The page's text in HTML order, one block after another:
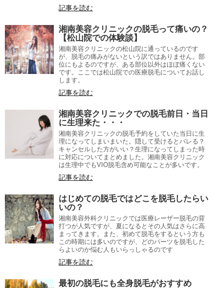
記事を読む
湘南美容クリニックの脱毛って痛いの？
【松山院での体験談】
湘南美容クリニックの松山院に通っているのです
が、脱毛の痛みがないという訳ではありません。部
位にもよるのですが、ある部位以外はほぼ痛くない
です。ここでは松山院での医療脱毛についてお話し
します。
記事を読む
湘南美容クリニックでの脱毛前日・当日
に生理来た・・・
湘南美容クリニックの脱毛予約をしていた当日に生
理になってしまいまいた。隠して受けるとバレる？
キャンセルした方がいい？生理になってしまった時
に対応についてまとめました。湘南美容クリニック
は生理中でもVIO脱毛含め可能なことが多いです。
記事を読む
はじめての脱毛ではどこを脱毛したらい
いの？
湘南美容外科クリニックでは医療レーザー脱毛の背
打つが人気ですが、夏になるとその人気はさらに高
まってきます。また、初めて脱毛をするという方も
この時期には多いのですが、どのパーツを脱毛した
らよいのか悩む人もいらっしゃるのです
記事を読む
最初の脱毛にも全身脱毛がおすすめ